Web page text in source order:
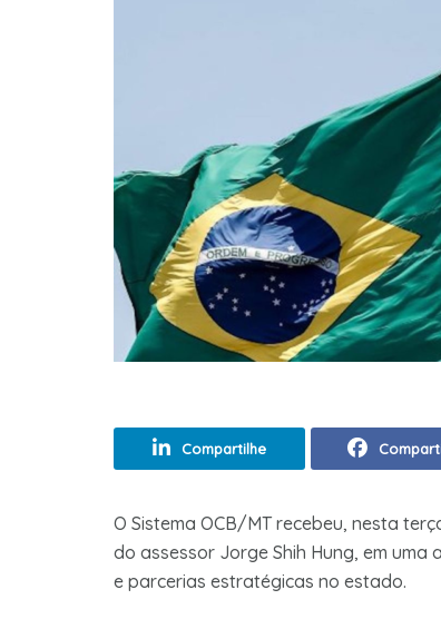
Compartilhe
O Sistema OCB/MT recebeu, nesta
do assessor Jorge Shih Hung, em
e parcerias estratégicas no estado.